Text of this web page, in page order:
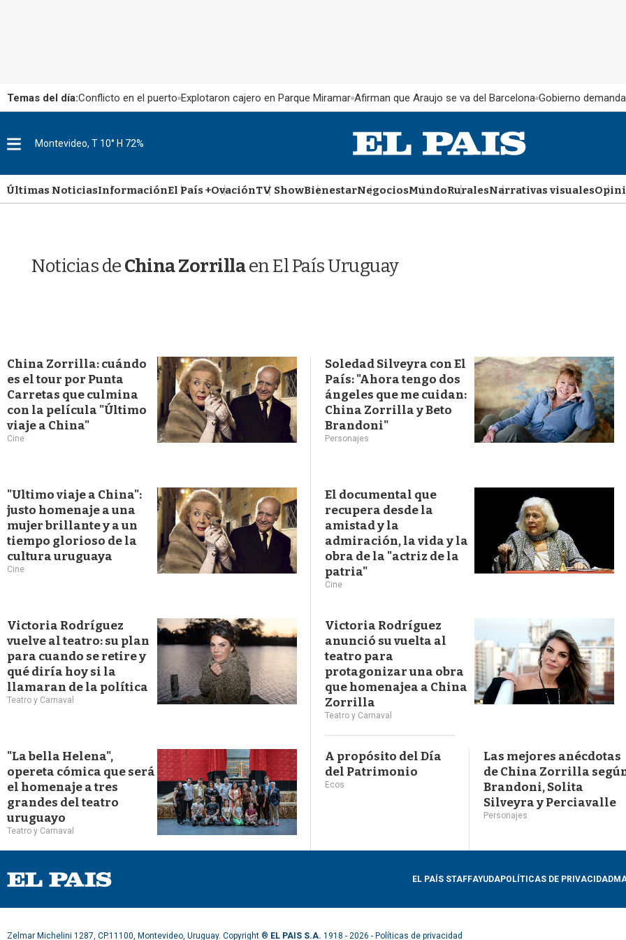
Temas del día:Conflicto en el puerto Explotaron cajero en Parque Miramar Afirman que Araujo se va del Barcelona Gobierno
M
u
Montevideo, T 10° H 72%
Últimas NoticiasInformaciónEl País +OvaciónTV ShowBienestarNegociosMundoRuralesNarrativas visuales
Noticias deChina Zorrillaen El País Uruguay
China Zorrilla: cuándo
es el tour por Punta
Carretas que culmina
con la película "Último
viaje a China"
Cine
Soledad Silveyra con El
País: "Ahora tengo dos
ángeles que me cuidan:
China Zorrilla y Beto
Brandoni"
Personajes
"Ultimo viaje a China":
justo homenaje a una
mujer brillante y a un
tiempo glorioso de la
cultura uruguaya
Cine
El documental que
recupera desde la
amistad y la
admiración, la vida y la
obra de la "actriz de la
patria"
Cine
Victoria Rodríguez
vuelve al teatro: su plan
para cuando se retire y
qué diría hoy si la
llamaran de la política
Teatro y Carnaval
Victoria Rodríguez
anunció su vuelta al
teatro para
protagonizar una obra
que homenajea a China
Zorrilla
Teatro y Carnaval
"La bella Helena",
opereta cómica que será
el homenaje a tres
grandes del teatro
uruguayo
Teatro y Carnaval
A propósito del Día
del Patrimonio
Ecos
Las mejores anécdotas
de China Zorrilla
Brandoni, Solita
Silveyra y Perciavalle
Personajes
EL PAÍS STAFFAYUDAPOLÍTICAS DE PRIVACIDAD
Zelmar Michelini 1287, CP.11100, Montevideo, Uruguay. Copyright ® EL PAIS S.A. 1918 - 2026 - Políticas de privacidad